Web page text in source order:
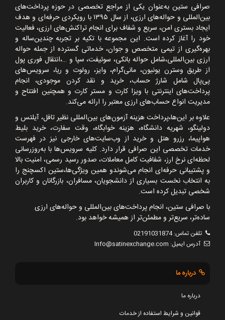
صرافی ستین به‌عنوان یکی از مراجع تخصصی در حوزه پرداخت‌های
بین‌المللی و حواله‌های ارزی، از سال ۱۳۹۵با رویکردی حرفه‌ای و هدف
ایجاد بستری امن، سریع و شفاف برای انجام تراکنش‌های ارزی، فعالیت
خود را آغاز کرده است. این مجموعه با تکیه بر تجربه چندین‌ساله و
بهره‌گیری از تیمی متخصص و جوان، خدماتی گسترده از جمله حواله
ارزی بین‌المللی،شامل حواله بانکی، سوئیفت، سپا و …،انتقال فوری پول
از طریق وسترن یونیون، مانی‌گرام، وایز، رولوت و ریا، سرویس‌های
پی‌پال شامل شارژ حساب، خرید و نقد کردن موجودی، انجام
پرداخت‌های اینترنتی با ویزا کارت و مستر کارت و همچنین افتتاح و
مدیریت انواع حساب‌های ارزی معتبر را ارائه می‌کند.
علاوه بر این‌ها،پرداخت هزینه آزمون‌های بین‌المللی نظیر تافل، آیلتس و
دولینگو، شهریه دانشگاه، هزینه خوابگاه، وقت سفارت، خرید بلیط
هواپیما، رزرو هتل و خرید از وب‌سایت‌های خارجی نیز در فهرست
خدمات تخصصی این صرافی قرار دارد. کلیه سرویس‌ها با به‌روزرسانی
لحظه‌ای نرخ ارز، شفافیت کامل معاملات، صدور رسید رسمی، امنیت بالا
و پشتیبانی حرفه‌ای انجام می‌شوندو همین ویژگی‌ها،ستین اکسچنج را
به انتخاب نخست بسیاری از دانشجویان، مسافران، بازرگانان و کاربران
شخصی تبدیل کرده است.
با صرافی ستین، انجام پرداخت‌های بین‌المللی و حواله‌های ارزی
ساده‌تر، سریع‌تر و مطمئن‌تر از همیشه خواهد بود.
تلفن تماس:02191031874
آدرس ایمیل: Info@satinexchange.com
درباره ما
درباره ما
قوانین و شرایط استفاده از خدمات